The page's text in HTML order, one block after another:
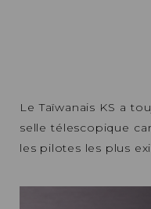
Le Taïwanais KS a
selle télescopique
les pilotes les plus